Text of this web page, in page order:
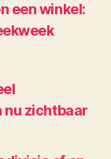
een winkel:
nu zichtbaar